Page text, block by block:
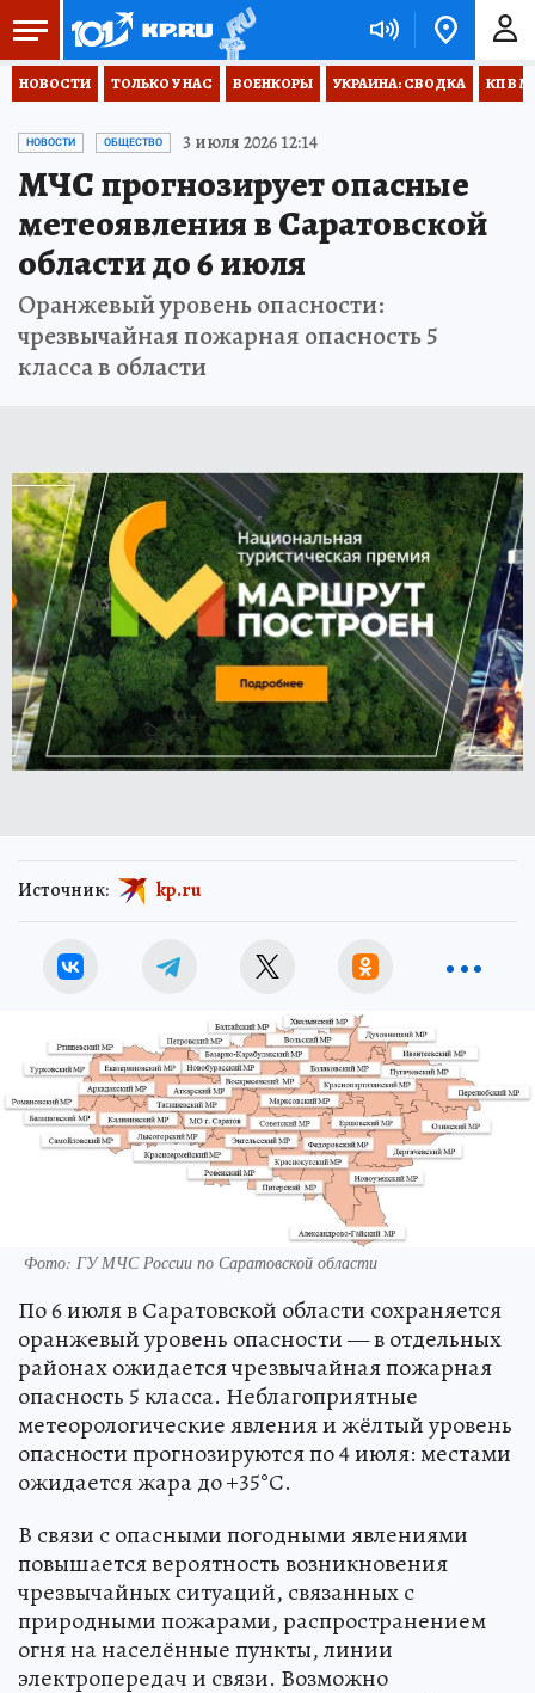
НОВОСТИ ТОЛЬКО У НАС ВОЕНКОРЫ УКРАИНА: СВОДКА КП В
НОВОСТИ ОБЩЕСТВО 3 июля 2026 12:14
МЧС прогнозирует опасные
метеоявления в Саратовской
области до 6 июля
Оранжевый уровень опасности:
чрезвычайная пожарная опасность 5
класса в области
Источник: kp.ru
Фото: ГУ МЧС России по Саратовской области
По 6 июля в Саратовской области сохраняется
оранжевый уровень опасности — в отдельных
районах ожидается чрезвычайная пожарная
опасность 5 класса. Неблагоприятные
метеорологические явления и жёлтый уровень
опасности прогнозируются по 4 июля: местами
ожидается жара до +35°С.
В связи с опасными погодными явлениями
повышается вероятность возникновения
чрезвычайных ситуаций, связанных с
природными пожарами, распространением
огня на населённые пункты, линии
электропередач и связи. Возможно